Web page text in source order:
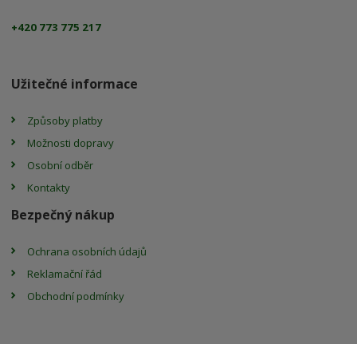
+420 773 775 217
Užitečné informace
Způsoby platby
Možnosti dopravy
Osobní odběr
Kontakty
Bezpečný nákup
Ochrana osobních údajů
Reklamační řád
Obchodní podmínky